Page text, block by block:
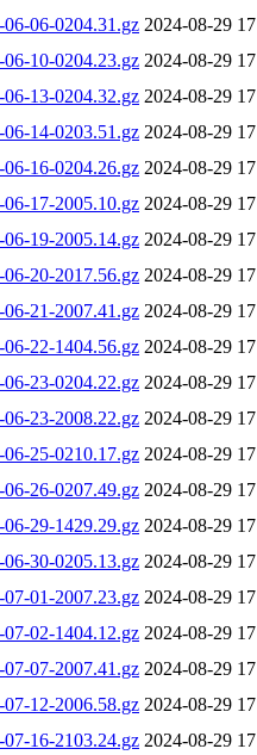
06-0204.31.gz 2024-08-29
10-0204.23.gz 2024-08-29
13-0204.32.gz 2024-08-29
14-0203.51.gz 2024-08-29
16-0204.26.gz 2024-08-29
17-2005.10.gz 2024-08-29
19-2005.14.gz 2024-08-29
20-2017.56.gz 2024-08-29
21-2007.41.gz 2024-08-29
22-1404.56.gz 2024-08-29
23-0204.22.gz 2024-08-29
23-2008.22.gz 2024-08-29
25-0210.17.gz 2024-08-29
26-0207.49.gz 2024-08-29
29-1429.29.gz 2024-08-29
30-0205.13.gz 2024-08-29
01-2007.23.gz 2024-08-29
02-1404.12.gz 2024-08-29
07-2007.41.gz 2024-08-29
12-2006.58.gz 2024-08-29
16-2103.24.gz 2024-08-29